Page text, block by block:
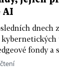
AI
dnech
fondy a